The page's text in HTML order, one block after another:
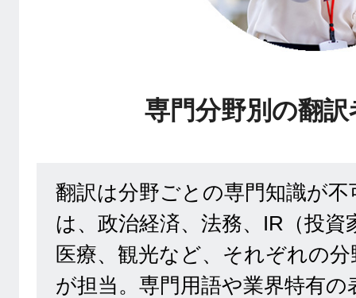
専門分野別の翻
翻訳は分野ごとの専門知識が
は、政治経済、法務、IR（投資
医療、観光など、それぞれの
が担当。専門用語や業界特有